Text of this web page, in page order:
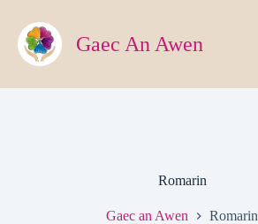
contenu
Gaec An Awen
Romarin
Gaec an Awen Romarin